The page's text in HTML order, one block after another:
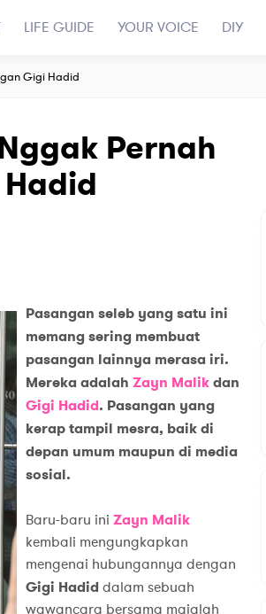
LIFE GUIDE YOUR VOICE DIY
Gigi Hadid
Pernah
Pasangan seleb yang satu ini
memang sering membuat
pasangan lainnya merasa iri.
Mereka adalah Zayn Malikdan
Gigi Hadid. Pasangan yang
kerap tampil mesra, baik di
depan umum maupun di media
sosial.
Baru-baru ini Zayn Malik
kembali mengungkapkan
mengenai hubungannya dengan
Gigi Hadid dalam sebuah
wawancara bersama majalah